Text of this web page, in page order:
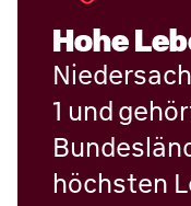
Hohe
1 und
höchsten